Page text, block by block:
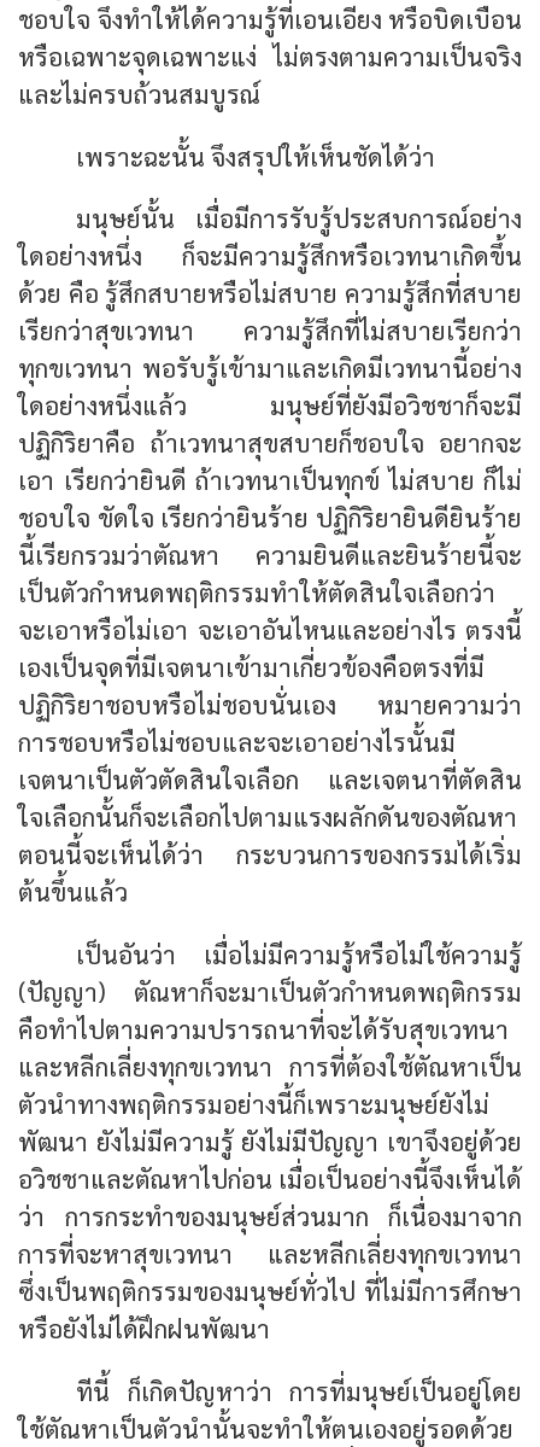
ชอบใจ จึงทำให้ได้ความรู้ที่เอนเอียง หรือบิดเบือน
หรือเฉพาะจุดเฉพาะแง่ ไม่ตรงตามความเป็นจริง
และไม่ครบถ้วนสมบูรณ์
เพราะฉะนั้น จึงสรุปให้เห็นชัดได้ว่า
มนุษย์นั้น เมื่อมีการรับรู้ประสบการณ์อย่าง
ใดอย่างหนึ่ง ก็จะมีความรู้สึกหรือเวทนาเกิดขึ้น
ด้วย คือ รู้สึกสบายหรือไม่สบาย ความรู้สึกที่สบาย
เรียกว่าสุขเวทนา ความรู้สึกที่ไม่สบายเรียกว่า
ทุกขเวทนา พอรับรู้เข้ามาและเกิดมีเวทนานี้อย่าง
ใดอย่างหนึ่งแล้ว มนุษย์ที่ยังมีอวิชชาก็จะมี
ปฏิกิริยาคือ ถ้าเวทนาสุขสบายก็ชอบใจ อยากจะ
เอา เรียกว่ายินดี ถ้าเวทนาเป็นทุกข์ ไม่สบาย ก็ไม่
ชอบใจ ขัดใจ เรียกว่ายินร้าย ปฏิกิริยายินดียินร้าย
นี้เรียกรวมว่าตัณหา ความยินดีและยินร้ายนี้จะ
เป็นตัวกำหนดพฤติกรรมทำให้ตัดสินใจเลือกว่า
จะเอาหรือไม่เอา จะเอาอันไหนและอย่างไร ตรงนี้
เองเป็นจุดที่มีเจตนาเข้ามาเกี่ยวข้องคือตรงที่มี
ปฏิกิริยาชอบหรือไม่ชอบนั่นเอง หมายความว่า
การชอบหรือไม่ชอบและจะเอาอย่างไรนั้นมี
เจตนาเป็นตัวตัดสินใจเลือก และเจตนาที่ตัดสิน
ใจเลือกนั้นก็จะเลือกไปตามแรงผลักดันของตัณหา
ตอนนี้จะเห็นได้ว่า กระบวนการของกรรมได้เริ่ม
ต้นขึ้นแล้ว
เป็นอันว่า เมื่อไม่มีความรู้หรือไม่ใช้ความรู้
(ปัญญา) ตัณหาก็จะมาเป็นตัวกำหนดพฤติกรรม
คือทำไปตามความปรารถนาที่จะได้รับสุขเวทนา
และหลีกเลี่ยงทุกขเวทนา การที่ต้องใช้ตัณหาเป็น
ตัวนำทางพฤติกรรมอย่างนี้ก็เพราะมนุษย์ยังไม่
พัฒนา ยังไม่มีความรู้ ยังไม่มีปัญญา เขาจึงอยู่ด้วย
อวิชชาและตัณหาไปก่อน เมื่อเป็นอย่างนี้จึงเห็นได้
ว่า การกระทำของมนุษย์ส่วนมาก ก็เนื่องมาจาก
การที่จะหาสุขเวทนา และหลีกเลี่ยงทุกขเวทนา
ซึ่งเป็นพฤติกรรมของมนุษย์ทั่วไป ที่ไม่มีการศึกษา
หรือยังไม่ได้ฝึกฝนพัฒนา
ทีนี้ ก็เกิดปัญหาว่า การที่มนุษย์เป็นอยู่โดย
ใช้ตัณหาเป็นตัวนำนั้นจะทำให้ตนเองอยู่รอดด้วย